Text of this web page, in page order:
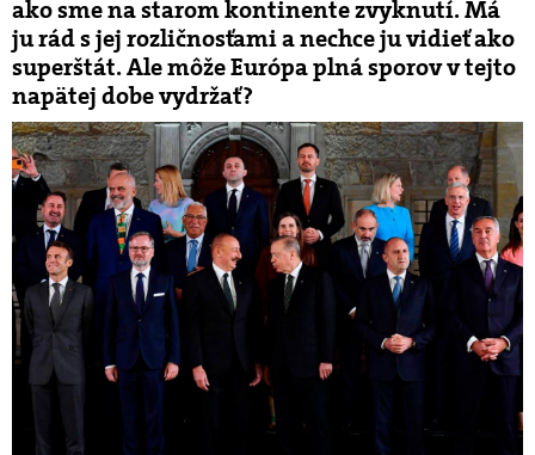
ako sme na starom kontinente zvyknutí. Má
ju rád s jej rozličnosťami a nechce ju vidieť ako
superštát. Ale môže Európa plná sporov v tejto
napätej dobe vydržať?